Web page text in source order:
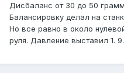
Дисбаланс от 30 до 50
Балансировку делал на
Но все равно в около
руля. Давление выставил 1. 9.